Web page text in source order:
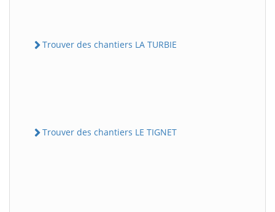
Trouver des chantiers LA TURBIE
Trouver des chantiers LE TIGNET